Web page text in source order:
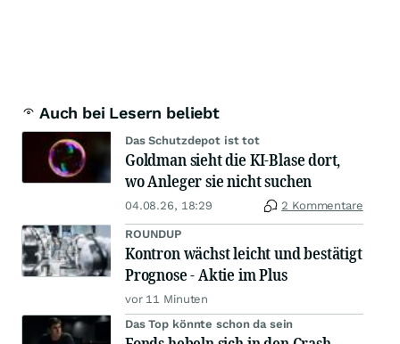
Auch bei Lesern beliebt
Das Schutzdepot ist tot
Goldman sieht die KI-Blase dort,
wo Anleger sie nicht suchen
04.08.26, 18:29 2 Kommentare
ROUNDUP
Kontron wächst leicht und bestätigt
Prognose - Aktie im Plus
vor 11 Minuten
Das Top könnte schon da sein